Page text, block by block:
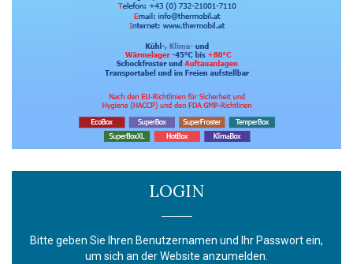
LOGIN
Bitte geben Sie Ihren Benutzernamen und Ihr Passwort ein,
um sich an der Website anzumelden.